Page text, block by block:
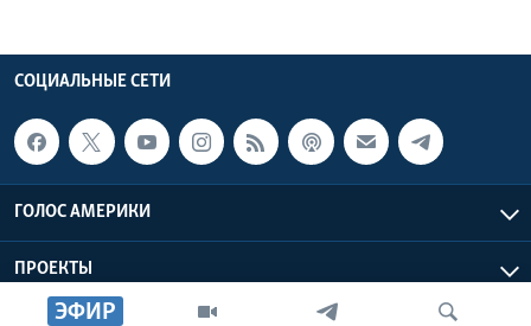
ЭФИР
СОЦИАЛЬНЫЕ СЕТИ
ГОЛОС АМЕРИКИ
ПРОЕКТЫ